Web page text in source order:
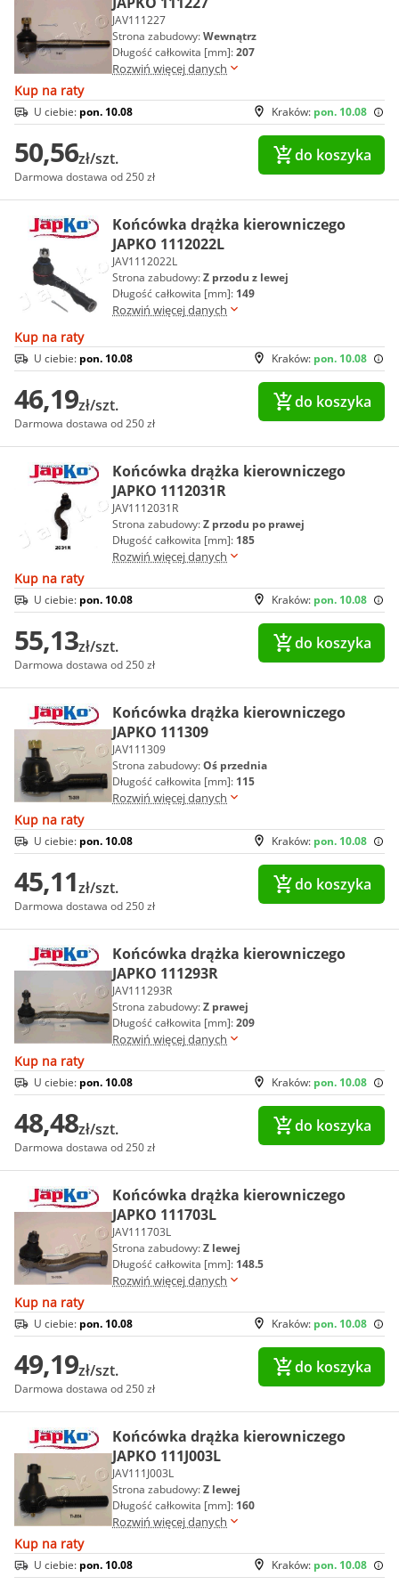
JAV111227
Strona zabudowy:Wewnątrz
Długość całkowita [mm]:207
Rozwiń więcej danych
Kup na raty
Kraków: pon. 10.08
U ciebie: pon. 10.08
50,56zł/szt.
Darmowa dostawa od 250 zł
do koszyka
Końcówka drążka kierowniczego
JAPKO 1112022L
JAV1112022L
Strona zabudowy:Z przodu z lewej
Długość całkowita [mm]: 149
Rozwiń więcej danych
Kup na raty
Kraków: pon. 10.08
U ciebie: pon. 10.08
46,19zł/szt.
Darmowa dostawa od 250 zł
do koszyka
Końcówka drążka kierowniczego
JAPKO 1112031R
JAV1112031R
Strona zabudowy:Z przodu po prawej
Długość całkowita [mm]: 185
Rozwiń więcej danych
Kup na raty
Kraków: pon. 10.08
U ciebie: pon. 10.08
55,13zł/szt.
Darmowa dostawa od 250 zł
do koszyka
Końcówka drążka kierowniczego
JAPKO 111309
JAV111309
Strona zabudowy:Oś przednia
Długość całkowita [mm]: 115
Rozwiń więcej danych
Kup na raty
Kraków: pon. 10.08
U ciebie: pon. 10.08
45,11zł/szt.
Darmowa dostawa od 250 zł
do koszyka
Końcówka drążka kierowniczego
JAPKO 111293R
JAV111293R
Strona zabudowy:Z prawej
Długość całkowita [mm]:209
Rozwiń więcej danych
Kup na raty
Kraków: pon. 10.08
U ciebie: pon. 10.08
48,48zł/szt.
Darmowa dostawa od 250 zł
do koszyka
Końcówka drążka kierowniczego
JAPKO 111703L
JAV111703L
Strona zabudowy:Z lewej
Długość całkowita [mm]: 148.5
Rozwiń więcej danych
Kup na raty
Kraków: pon. 10.08
U ciebie: pon. 10.08
49,19zł/szt.
Darmowa dostawa od 250 zł
do koszyka
Końcówka drążka kierowniczego
JAPKO 111J003L
JAV111J003L
Strona zabudowy:Z lewej
Długość całkowita [mm]: 160
Rozwiń więcej danych
Kup na raty
Kraków: pon. 10.08
U ciebie: pon. 10.08